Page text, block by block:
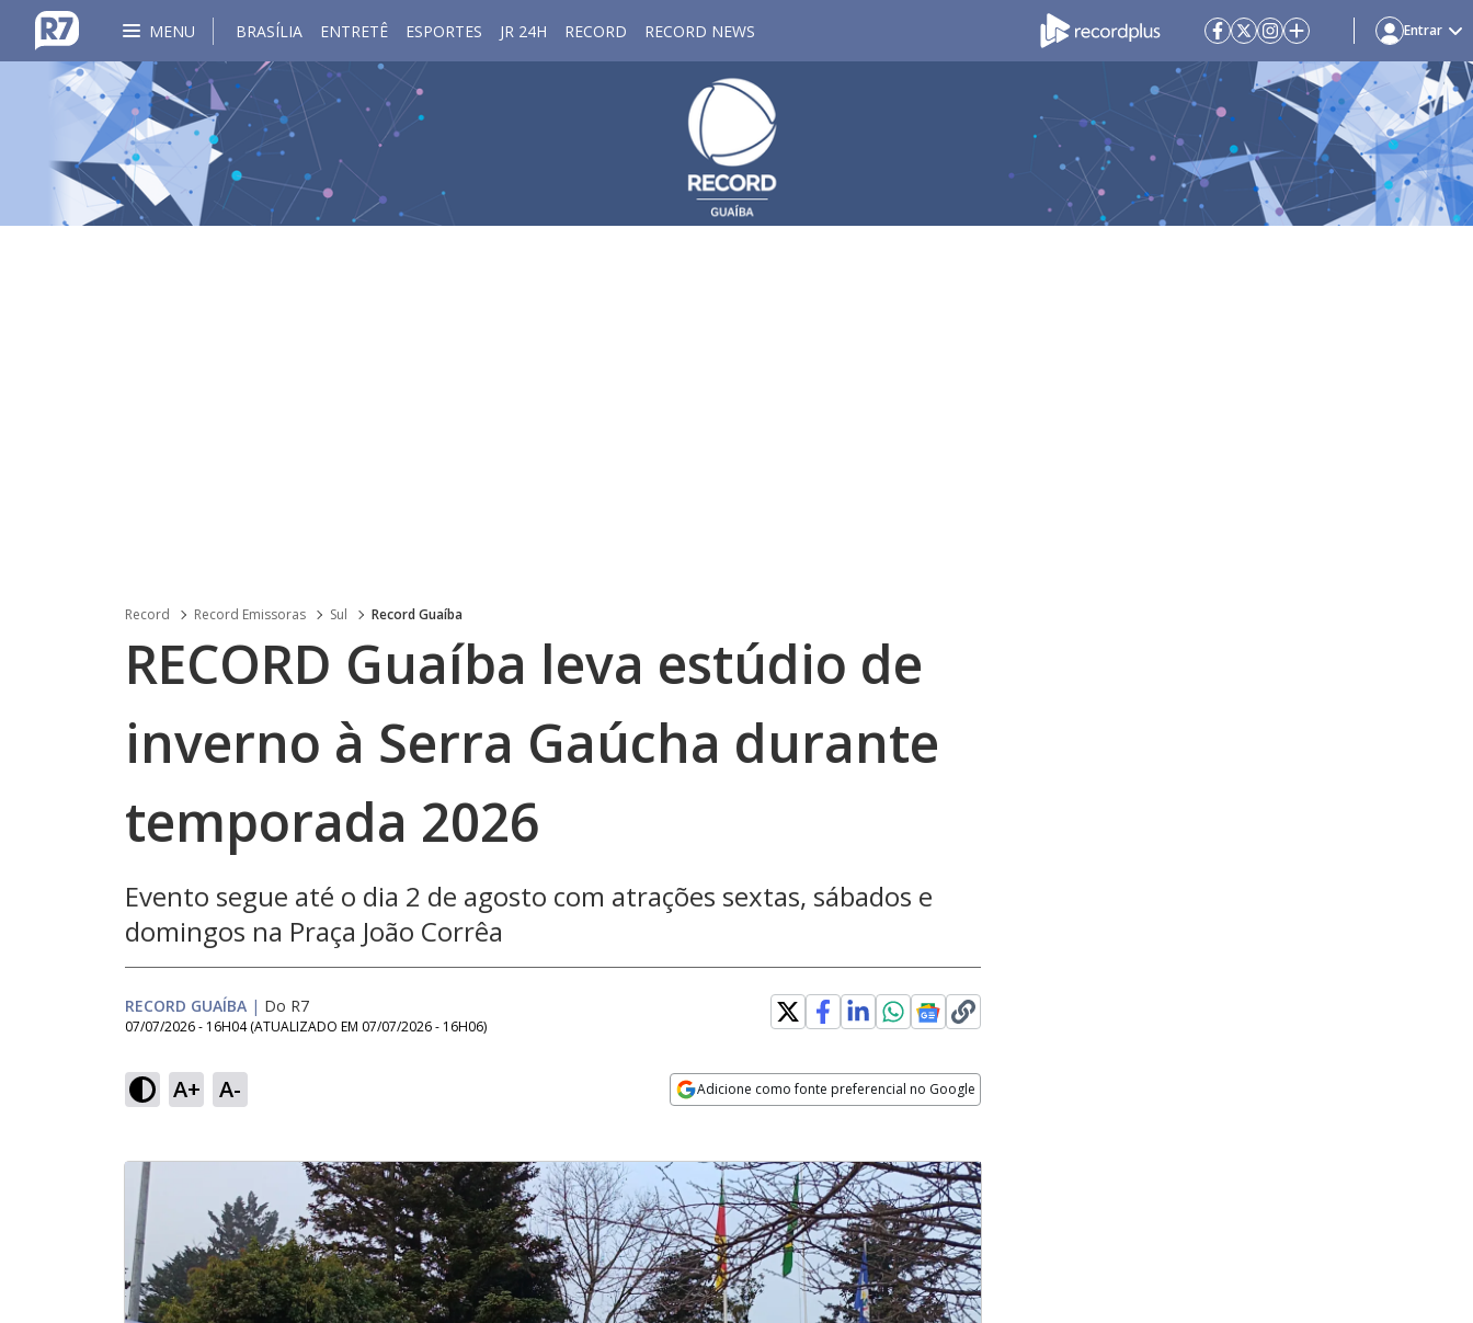
MENU BRASÍLIA ENTRETÊ ESPORTES JR 24H RECORD RECORD NEWS Entrar
Record Record Emissoras Sul Record Guaíba
RECORD Guaíba leva estúdio de
inverno à Serra Gaúcha durante
temporada 2026
Evento segue até o dia 2 de agosto com atrações sextas, sábados e
domingos na Praça João Corrêa
RECORD GUAÍBA | Do R7
07/07/2026 - 16H04 (ATUALIZADO EM 07/07/2026 - 16H06)
A+ A- Adicione como fonte preferencial no Google